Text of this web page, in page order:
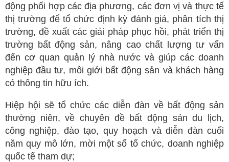
động phối hợp các địa phương, các đơn vị và thực tế
thị trường để tổ chức định kỳ đánh giá, phân tích thị
trường, đề xuất các giải pháp phục hồi, phát triển thị
trường bất động sản, nâng cao chất lượng tư vấn
đến cơ quan quản lý nhà nước và giúp các doanh
nghiệp đầu tư, môi giới bất động sản và khách hàng
có thông tin hữu ích.
Hiệp hội sẽ tổ chức các diễn đàn về bất động sản
thường niên, về chuyên đề bất động sản du lịch,
công nghiệp, đào tạo, quy hoạch và diễn đàn cuối
năm quy mô lớn, mời một số tổ chức, doanh nghiệp
quốc tế tham dự;